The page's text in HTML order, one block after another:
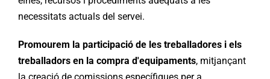
necessitats actuals del servei.
Promourem la participació de les treballadores i els
treballadors en la compra d'equipaments, mitjançant
la creació de comissions específiques per a